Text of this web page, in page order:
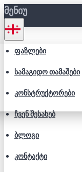
ᲛᲔᲜᲘᲣ
ᲤᲐᲖᲚᲔᲑᲘ
ᲡᲐᲛᲐᲒᲘᲓᲝ ᲗᲐᲛᲐᲨᲔᲑᲘ
ᲙᲝᲜᲡᲢᲠᲣᲥᲢᲝᲠᲔᲑᲘ
ᲩᲕᲔᲜ ᲨᲔᲡᲐᲮᲔᲑ
ᲑᲚᲝᲒᲘ
ᲙᲝᲜᲢᲐᲥᲢᲘ